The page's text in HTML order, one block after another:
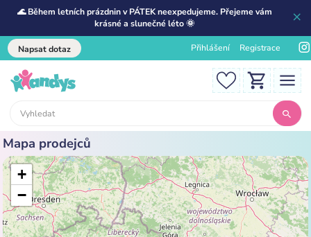
🌊 Během letních prázdnin v PÁTEK neexpedujeme. Přejeme vám
krásné a slunečné léto 🌞
Napsat dotaz Přihlášení Registrace
Mapa prodejců
+
−